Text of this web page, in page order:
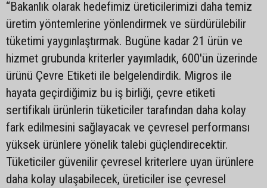
“Bakanlık olarak hedefimiz üreticilerimizi daha temiz
üretim yöntemlerine yönlendirmek ve sürdürülebilir
tüketimi yaygınlaştırmak. Bugüne kadar 21 ürün ve
hizmet grubunda kriterler yayımladık, 600'ün üzerinde
ürünü Çevre Etiketi ile belgelendirdik. Migros ile
hayata geçirdiğimiz bu iş birliği, çevre etiketi
sertifikalı ürünlerin tüketiciler tarafından daha kolay
fark edilmesini sağlayacak ve çevresel performansı
yüksek ürünlere yönelik talebi güçlendirecektir.
Tüketiciler güvenilir çevresel kriterlere uyan ürünlere
daha kolay ulaşabilecek, üreticiler ise çevresel